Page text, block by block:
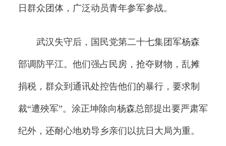
日群众团体，广泛动员青年参军参战。
武汉失守后，国民党第二十七集团军杨森
部调防平江。他们强占民房，抢夺财物，乱摊
捐税，群众到通讯处控告他们的暴行，要求制
裁“遭殃军”。涂正坤除向杨森总部提出要严肃军
纪外，还耐心地劝导乡亲们以抗日大局为重。